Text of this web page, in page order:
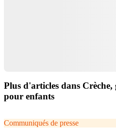
Plus d'articles dans
pour enfants
Communiqués de presse